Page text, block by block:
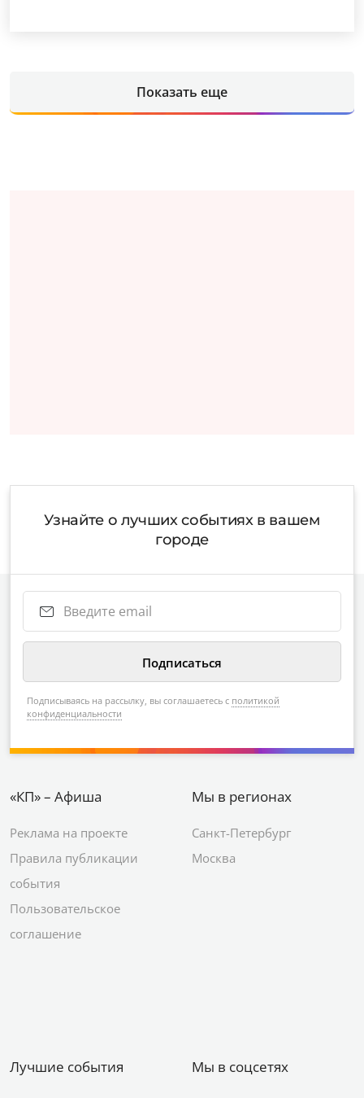
Показать еще
Узнайте о лучших событиях в вашем
городе
Подписываясь на рассылку, вы соглашаетесь с политикой
конфиденциальности
«КП» – Афиша
Реклама на проекте
Правила публикации
события
Пользовательское
соглашение
Мы в регионах
Санкт-Петербург
Москва
Лучшие события Мы в соцсетях